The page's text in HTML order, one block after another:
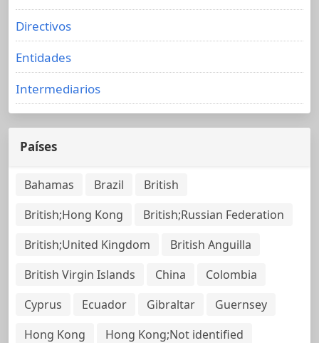
Directivos
Entidades
Intermediarios
Países
Bahamas Brazil
British
British;Hong Kong
British;Russian Federation
British;United Kingdom
British Anguilla
British Virgin Islands
China
Colombia
Cyprus
Ecuador Gibraltar
Guernsey
Hong Kong
Hong Kong;Not identified